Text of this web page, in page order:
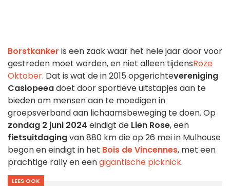
Borstkanker is een zaak waar het hele jaar door voor
gestreden moet worden, en niet alleen tijdensRoze
Oktober. Dat is wat de in 2015 opgerichtevereniging
Casiopeeadoet door sportieve uitstapjes aan te
bieden om mensen aan te moedigen in
groepsverband aan lichaamsbeweging te doen. Op
zondag 2 juni 2024 eindigt de Lien Rose, een
fietsuitdagingvan 880 km die op 26 mei in Mulhouse
begon en eindigt in het Bois de Vincennes, met een
prachtige rally en eengigantische picknick.
LEES OOK